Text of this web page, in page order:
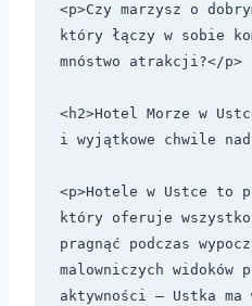
<p>Czy marzysz o
który łączy w sobie
mnóstwo atrakcji?</p>
<h2>Hotel Morze w
i wyjątkowe chwile
<p>Hotele w Ustce to
który oferuje
pragnąć podczas
malowniczych widoków
aktywności – Ustka ma